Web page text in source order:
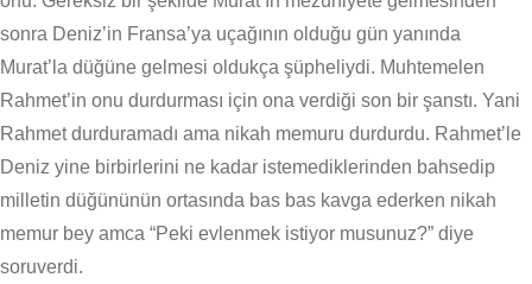
sonra Deniz’in Fransa’ya uçağının olduğu gün yanında
Murat’la düğüne gelmesi oldukça şüpheliydi. Muhtemelen
Rahmet’in onu durdurması için ona verdiği son bir şanstı. Yani
Rahmet durduramadı ama nikah memuru durdurdu. Rahmet’le
Deniz yine birbirlerini ne kadar istemediklerinden bahsedip
milletin düğününün ortasında bas bas kavga ederken nikah
memur bey amca “Peki evlenmek istiyor musunuz?” diye
soruverdi.